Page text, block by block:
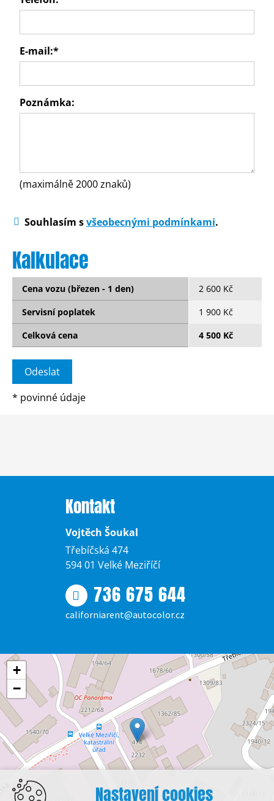
E-mail:*
Poznámka:
(maximálně 2000 znaků)
Souhlasím svšeobecnými podmínkami.
Kalkulace
Cena vozu (březen - 1 den)
2 600 Kč
Servisní poplatek
1 900 Kč
Celková cena
4 500 Kč
* povinné údaje
Kontakt
Vojtěch Šoukal
Třebíčská 474
594 01 Velké Meziříčí
736 675 644
californiarent@autocolor.cz
+
−
Nastavení cookies